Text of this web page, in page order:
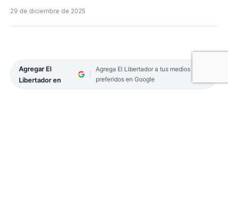
29 de diciembre de 2025
Agregar El
Libertador en
Agrega El Libertador a tus medios
preferidos en Google